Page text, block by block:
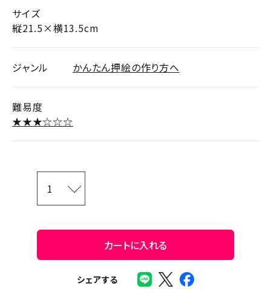
サイズ
縦21.5×横13.5cm
ジャンル かんたん押絵の作り方へ
難易度
★★★☆☆☆
カートに入れる
シェアする